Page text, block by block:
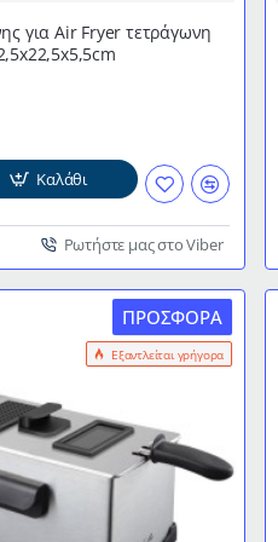
για Air Fryer τετράγωνη
Καλάθι
Ρωτήστε μας στο Viber
ΠΡΟΣΦΟΡΆ
Εξαντλείται γρήγορα